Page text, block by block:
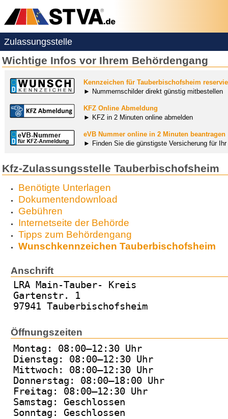
Zulassungsstelle
Wichtige Infos vor Ihrem Behördengang
Kennzeichen für Tauberbischofsheim
► Nummernschilder direkt günstig mitbestellen
KFZ Online Abmeldung
► KFZ in 2 Minuten online abmelden
eVB Nummer online in 2 Minuten beantragen
► Finden Sie die günstigste Versicherung für
Kfz-Zulassungsstelle Tauberbischofsheim
Benötigte Unterlagen
Dokumentendownload
Gebühren
Internetseite der Behörde
Tipps zum Behördengang
Wunschkennzeichen Tauberbischofsheim
Anschrift
LRA Main-Tauber- Kreis
Gartenstr. 1
97941 Tauberbischofsheim
Öffnungszeiten
Montag: 08:00–12:30 Uhr
Dienstag: 08:00–12:30 Uhr
Mittwoch: 08:00–12:30 Uhr
Donnerstag: 08:00–18:00 Uhr
Freitag: 08:00–12:30 Uhr
Samstag: Geschlossen
Sonntag: Geschlossen